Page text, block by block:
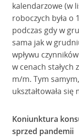
kalendarzowe (w
roboczych była o
podczas gdy w
sama jak w
wpływu
w cenach stałych
m/m. Tym
ukształtowała
Koniunktura
sprzed pandemii